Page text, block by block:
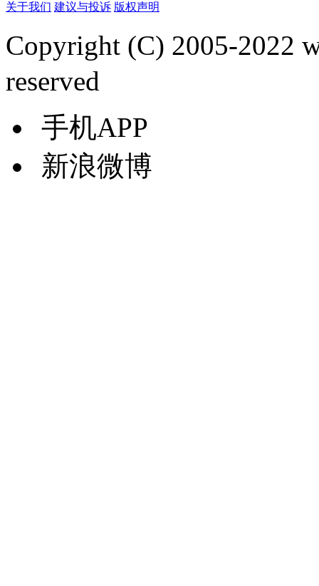
关于我们 建议与投诉 版权声明
Copyright (C) 2005-2022
reserved
手机APP
新浪微博